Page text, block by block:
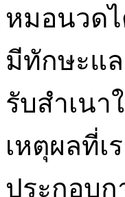
หมอนวดไ
มีทักษะแล
รับสำเน
เหตุผลที่เ
ประกอบ